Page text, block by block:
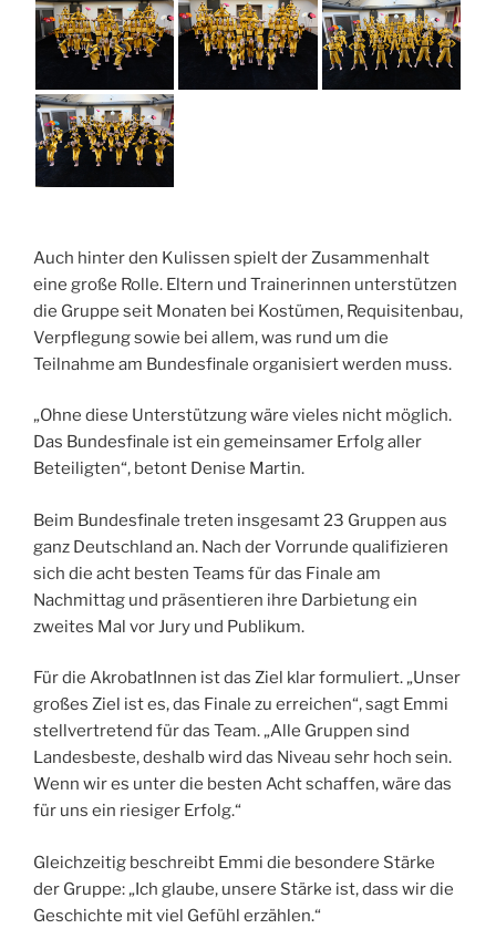
Auch hinter den Kulissen spielt der Zusammenhalt
eine große Rolle. Eltern und Trainerinnen unterstützen
die Gruppe seit Monaten bei Kostümen, Requisitenbau,
Verpflegung sowie bei allem, was rund um die
Teilnahme am Bundesfinale organisiert werden muss.
„Ohne diese Unterstützung wäre vieles nicht möglich.
Das Bundesfinale ist ein gemeinsamer Erfolg aller
Beteiligten“, betont Denise Martin.
Beim Bundesfinale treten insgesamt 23 Gruppen aus
ganz Deutschland an. Nach der Vorrunde qualifizieren
sich die acht besten Teams für das Finale am
Nachmittag und präsentieren ihre Darbietung ein
zweites Mal vor Jury und Publikum.
Für die AkrobatInnen ist das Ziel klar formuliert. „Unser
großes Ziel ist es, das Finale zu erreichen“, sagt Emmi
stellvertretend für das Team. „Alle Gruppen sind
Landesbeste, deshalb wird das Niveau sehr hoch sein.
Wenn wir es unter die besten Acht schaffen, wäre das
für uns ein riesiger Erfolg.“
Gleichzeitig beschreibt Emmi die besondere Stärke
der Gruppe: „Ich glaube, unsere Stärke ist, dass wir die
Geschichte mit viel Gefühl erzählen.“